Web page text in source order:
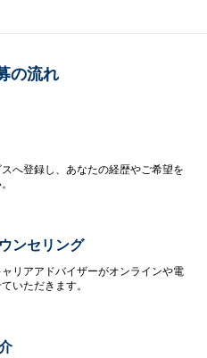
の流れ
へ登録し、あなたの経歴やご希望を
ンセリング
リアアドバイザーがオンラインや電
いただきます。